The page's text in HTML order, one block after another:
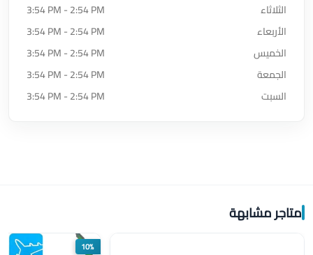
الثلاثاء
3:54 PM - 2:54 PM
الأربعاء
3:54 PM - 2:54 PM
الخميس
3:54 PM - 2:54 PM
الجمعة
3:54 PM - 2:54 PM
السبت
3:54 PM - 2:54 PM
متاجر مشابهة
10%